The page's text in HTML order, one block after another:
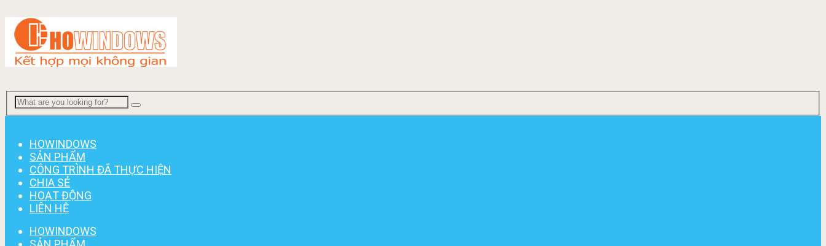
HOWINDOWS
SẢN PHẨM
CÔNG TRÌNH ĐÃ THỰC HIỆN
CHIA SẺ
HOẠT ĐỘNG
LIÊN HỆ
HOWINDOWS